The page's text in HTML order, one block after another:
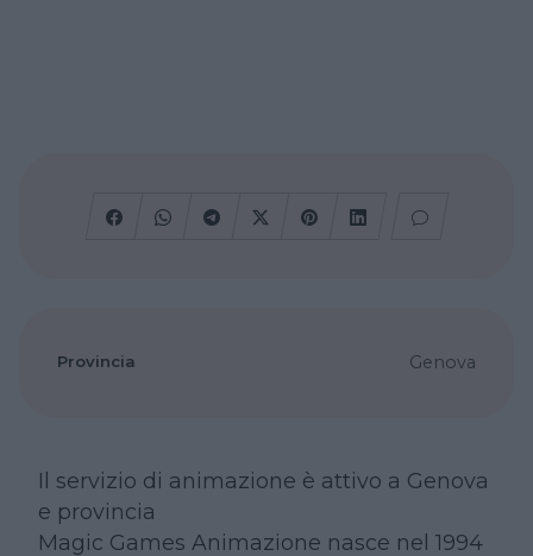
Provincia Genova
Il servizio di animazione è attivo a Genova
e provincia
Magic Games Animazione nasce nel 1994